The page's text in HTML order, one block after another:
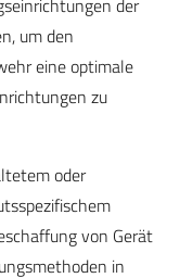
der
um den
eine optimale
zu
oder
von Gerät
in